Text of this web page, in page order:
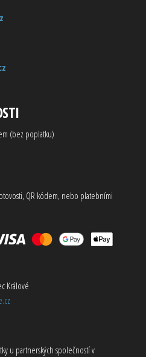
(bez poplatku)
QR kódem, nebo platebními
Králové
u partnerských společností v